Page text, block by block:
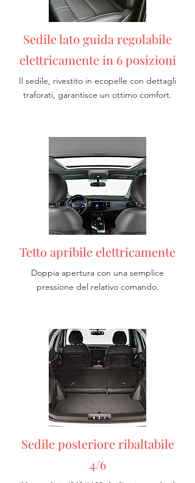
Sedile lato guida regolabile
elettricamente in 6 posizioni
Il sedile, rivestito in ecopelle con dettagli
traforati, garantisce un ottimo comfort.
Tetto apribile elettricamente
Doppia apertura con una semplice
pressione del relativo comando.
Sedile posteriore ribaltabile
4/6